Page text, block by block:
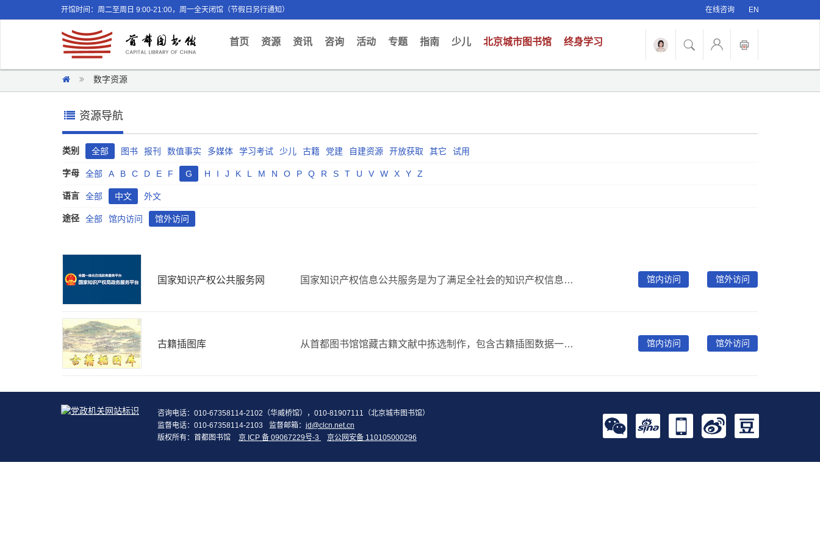
开馆时间：周二至周日 9:00-21:00，周一全天闭馆（节假日另行通知） 在线咨询 EN
首页(current)
资源 资讯 咨询 活动 专题 指南 少儿 北京城市图书馆 终身学习
数字资源
资源导航
类别 全部 图书 报刊 数值事实 多媒体 学习考试 少儿 古籍 党建 自建资源 开放获取 其它 试用
字母 全部 A B C D E F G H I J K L M N O P Q R S T U V W X Y Z
语言 全部 中文 外文
途径 全部 馆内访问 馆外访问
国家知识产权公共服务网 国家知识产权信息公共服务是为了满足全社会的知识产权信息基本需求、促进经济发展和科技创新而开展的知识产权信息传播利用活动，是我国知识产权有关法律和《国家知识产权战略纲要》所确定的重要工作任务之一，是知识产权制度有效运转的重要支撑。知识产权信息公共服务导航及可视化可更直观、便捷的引导公众用户获取自己需要的知识产权信息公共服务，提升知识产权信息公共服务能力。 馆内访问 馆外访问
古籍插图库 从首都图书馆馆藏古籍文献中拣选制作，包含古籍插图数据一万条。每条数据包括插图全文影像和内容标引，可以通过插图题名、绘图者、刻印者、图像内容类别（前述各类）、图中人物、地点、成图方式（木板画、石印、影印）、绘制年代、插图选取文献题名等多种途径进行关键词检索，也可以分类浏览，选图赏鉴。 馆内访问 馆外访问
咨询电话：010-67358114-2102（华威桥馆），010-81907111（北京城市图书馆）
监督电话：010-67358114-2103
监督邮箱： jd@clcn.net.cn
版权所有：首都图书馆
京 ICP 备 09067229号-3 京公网安备 110105000296